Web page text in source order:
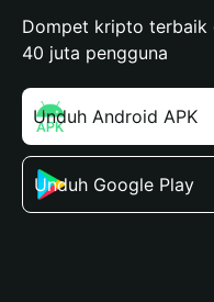
Dompet kripto terbaik
40 juta pengguna
Unduh Android APK
Unduh Google Play